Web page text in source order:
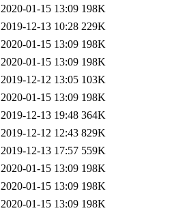
2020-01-15 13:09 198K
2019-12-13 10:28 229K
2020-01-15 13:09 198K
2020-01-15 13:09 198K
2019-12-12 13:05 103K
2020-01-15 13:09 198K
2019-12-13 19:48 364K
2019-12-12 12:43 829K
2019-12-13 17:57 559K
2020-01-15 13:09 198K
2020-01-15 13:09 198K
2020-01-15 13:09 198K